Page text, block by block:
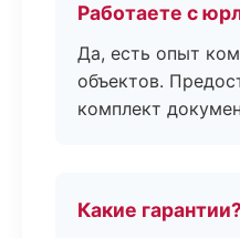
Работаете с
Да, есть опыт
объектов.
комплект
Какие гарантии?